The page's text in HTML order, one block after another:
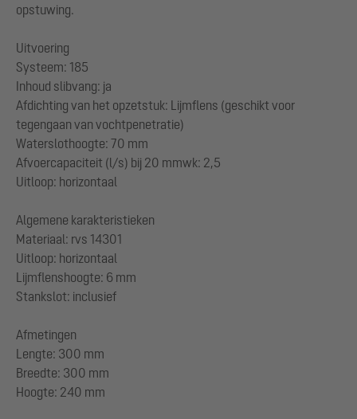
opstuwing.
Uitvoering
Systeem: 185
Inhoud slibvang: ja
Afdichting van het opzetstuk: Lijmflens (geschikt voor
tegengaan van vochtpenetratie)
Waterslothoogte: 70 mm
Afvoercapaciteit (l/s) bij 20 mmwk: 2,5
Uitloop: horizontaal
Algemene karakteristieken
Materiaal: rvs 14301
Uitloop: horizontaal
Lijmflenshoogte: 6 mm
Stankslot: inclusief
Afmetingen
Lengte: 300 mm
Breedte: 300 mm
Hoogte: 240 mm